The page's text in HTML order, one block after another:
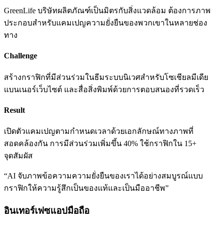
GreenLife บริษัทผลิตภัณฑ์เป็นมิตรกับสิ่งแวดล้อม ต้องการภาพ
ประกอบสำหรับแคมเปญความยั่งยืนของพวกเขาในหลายช่อง
ทาง
Challenge
สร้างกราฟิกที่มีส่วนร่วมในธีมระบบนิเวศสำหรับโซเชียลมีเดีย
แบนเนอร์เว็บไซต์ และสื่อสิ่งพิมพ์ด้วยการตอบสนองที่รวดเร็ว
Result
เปิดตัวแคมเปญตามกำหนดเวลาด้วยเอกลักษณ์ทางภาพที่
สอดคล้องกัน การมีส่วนร่วมเพิ่มขึ้น 40% ใช้กราฟิกใน 15+
จุดสัมผัส
“AI จับภาพข้อความความยั่งยืนของเราได้อย่างสมบูรณ์แบบ
กราฟิกให้ความรู้สึกเป็นของแท้และเป็นมืออาชีพ”
อินเทอร์เฟซแอปมือถือ